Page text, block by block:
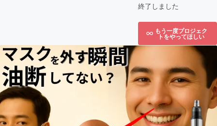
終了しました
もう一度プロジェク
トをやってほしい